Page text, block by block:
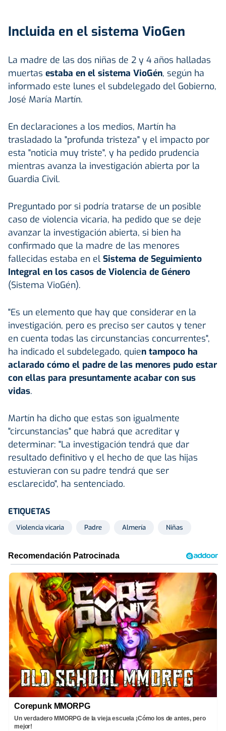
Incluida en el sistema VioGen
La madre de las dos niñas de 2 y 4 años halladas
muertas estaba en el sistema VioGén, según ha
informado este lunes el subdelegado del Gobierno,
José María Martín.
En declaraciones a los medios, Martín ha
trasladado la "profunda tristeza" y el impacto por
esta "noticia muy triste", y ha pedido prudencia
mientras avanza la investigación abierta por la
Guardia Civil.
Preguntado por si podría tratarse de un posible
caso de violencia vicaria, ha pedido que se deje
avanzar la investigación abierta, si bien ha
confirmado que la madre de las menores
fallecidas estaba en el Sistema de Seguimiento
Integral en los casos de Violencia de Género
(Sistema VioGén).
"Es un elemento que hay que considerar en la
investigación, pero es preciso ser cautos y tener
en cuenta todas las circunstancias concurrentes",
ha indicado el subdelegado, quien tampoco ha
aclarado cómo el padre de las menores pudo estar
con ellas para presuntamente acabar con sus
vidas.
Martín ha dicho que estas son igualmente
"circunstancias" que habrá que acreditar y
determinar: "La investigación tendrá que dar
resultado definitivo y el hecho de que las hijas
estuvieran con su padre tendrá que ser
esclarecido", ha sentenciado.
ETIQUETAS
Violencia vicaria Padre Almería Niñas
Corepunk MMORPG
Un verdadero MMORPG de la vieja escuela ¡Cómo los de antes, pero
mejor!